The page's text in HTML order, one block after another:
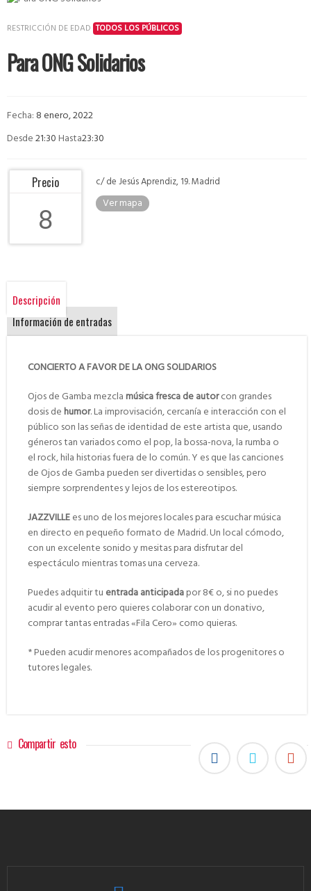
RESTRICCIÓN DE EDAD TODOS LOS PÚBLICOS
Para ONG Solidarios
Fecha: 8 enero, 2022
Desde21:30Hasta23:30
Precio
8
c/ de Jesús Aprendiz, 19. Madrid
Ver mapa
Descripción
Información de entradas
CONCIERTO A FAVOR DE LA ONG SOLIDARIOS
Ojos de Gamba mezclamúsica fresca de autorcon grandes
dosis dehumor. La improvisación, cercanía e interacción con el
público son las señas de identidad de este artista que, usando
géneros tan variados como el pop, la bossa-nova, la rumba o
el rock, hila historias fuera de lo común. Y es que las canciones
de Ojos de Gamba pueden ser divertidas o sensibles, pero
siempre sorprendentes y lejos de los estereotipos.
JAZZVILLEes uno de los mejores locales para escuchar música
en directo en pequeño formato de Madrid. Un local cómodo,
con un excelente sonido y mesitas para disfrutar del
espectáculo mientras tomas una cerveza.
Puedes adquitir tu entrada anticipadapor 8€ o, si no puedes
acudir al evento pero quieres colaborar con un donativo,
comprar tantas entradas «Fila Cero» como quieras.
* Pueden acudir menores acompañados de los progenitores o
tutores legales.
Compartir esto